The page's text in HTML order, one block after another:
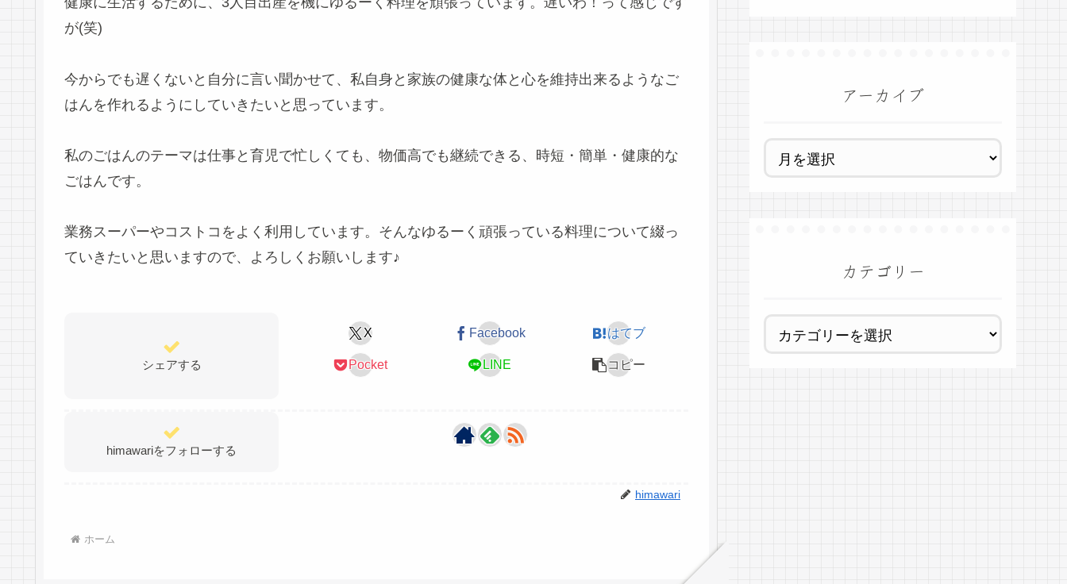
が(笑)
今からでも遅くないと自分に言い聞かせて、私自身と家族の健康な体と心を維持出来るようなご
はんを作れるようにしていきたいと思っています。
私のごはんのテーマは仕事と育児で忙しくても、物価高でも継続できる、時短・簡単・健康的な
ごはんです。
業務スーパーやコストコをよく利用しています。そんなゆるーく頑張っている料理について綴っ
ていきたいと思いますので、よろしくお願いします♪
シェアする
X Facebook はてブ
Pocket LINE コピー
himawariをフォローする
himawari
ホーム
アーカイブ
カテゴリー